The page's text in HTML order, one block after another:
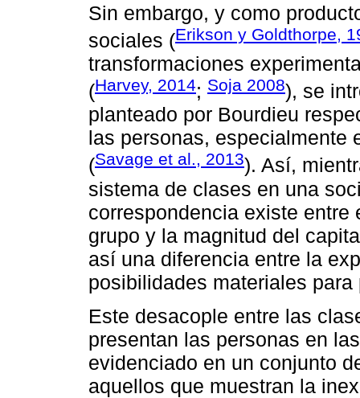
Sin embargo, y como
sociales (Erikson y Goldthorpe,
transformaciones
(Harvey, 2014; Soja 2008), se
planteado por Bourdieu
las personas, especialmente
(Savage et al., 2013). Así,
sistema de clases en una
correspondencia existe
grupo y la magnitud del
así una diferencia entre la
posibilidades materiales
Este desacople entre las
presentan las personas en
evidenciado en un conjunto
aquellos que muestran la